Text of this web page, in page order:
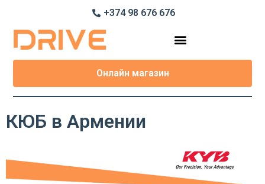
+374 98 676 676
Онлайн магазин
КЮБ в Армении